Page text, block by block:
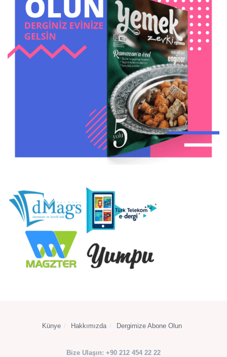
Künye Hakkımızda Dergimize Abone Olun
Bize Ulaşın: +90 212 454 22 22